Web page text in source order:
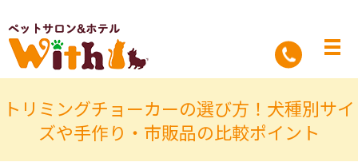
トリミングチョーカーの選び方！犬種別サイ
ズや手作り・市販品の比較ポイント